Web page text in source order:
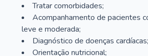
Tratar comorbidades;
Acompanhamento de pacientes
leve e moderada;
Diagnóstico de doenças cardíacas;
Orientação nutricional;